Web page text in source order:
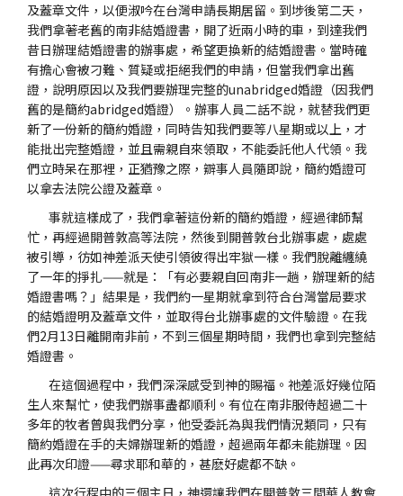
及蓋章文件，以便淑吟在台灣申請長期居留。到埗後第二天，
我們拿著老舊的南非結婚證書，開了近兩小時的車，到達我們
昔日辦理結婚證書的辦事處，希望更換新的結婚證書。當時確
有擔心會被刁難、質疑或拒絕我們的申請，但當我們拿出舊
證，說明原因以及我們要辦理完整的unabridged婚證（因我們
舊的是簡約abridged婚證）。辦事人員二話不說，就替我們更
新了一份新的簡約婚證，同時告知我們要等八星期或以上，才
能批出完整婚證，並且需親自來領取，不能委託他人代領。我
們立時呆在那裡，正猶豫之際，辧事人員隨即說，簡約婚證可
以拿去法院公證及蓋章。
事就這樣成了，我們拿著這份新的簡約婚證，經過律師幫
忙，再經過開普敦高等法院，然後到開普敦台北辦事處，處處
被引導，彷如神差派天使引領彼得出牢獄一樣。我們脫離纏繞
了一年的掙扎——就是：「有必要親自回南非一趟，辦理新的結
婚證書嗎？」結果是，我們約一星期就拿到符合台灣當局要求
的結婚證明及蓋章文件，並取得台北辦事處的文件驗證。在我
們2月13日離開南非前，不到三個星期時間，我們也拿到完整結
婚證書。
在這個過程中，我們深深感受到神的賜福。祂差派好幾位陌
生人來幫忙，使我們辦事盡都順利。有位在南非服侍超過二十
多年的牧者曾與我們分享，他受委託為與我們情況類同，只有
簡約婚證在手的夫婦辦理新的婚證，超過兩年都未能辦理。因
此再次印證——尋求耶和華的，甚麽好處都不缺。
這次行程中的三個主日，神還讓我們在開普敦三間華人教會